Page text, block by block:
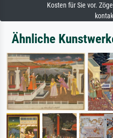
Kosten für Sie vor.
Ähnliche